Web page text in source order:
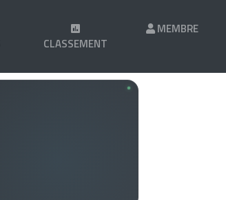
CLASSEMENT
MEMBRE